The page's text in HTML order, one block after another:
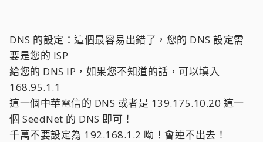
DNS 的設定：這個最容易出錯了，您的 DNS 設定需
要是您的 ISP
給您的 DNS IP，如果您不知道的話，可以填入
168.95.1.1
這一個中華電信的 DNS 或者是 139.175.10.20 這一
個 SeedNet 的 DNS 即可！
千萬不要設定為 192.168.1.2 呦！會連不出去！